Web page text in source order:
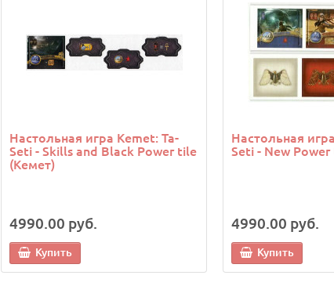
Настольная игра Kemet: Ta-
Seti - Skills and Black Power tile
(Кемет)
4990.00 руб.
Купить
Настольная
Seti - New
4990.00 руб.
Купить